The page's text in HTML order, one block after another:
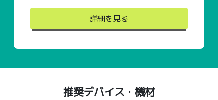
詳細を見る
推奨デバイス・機材